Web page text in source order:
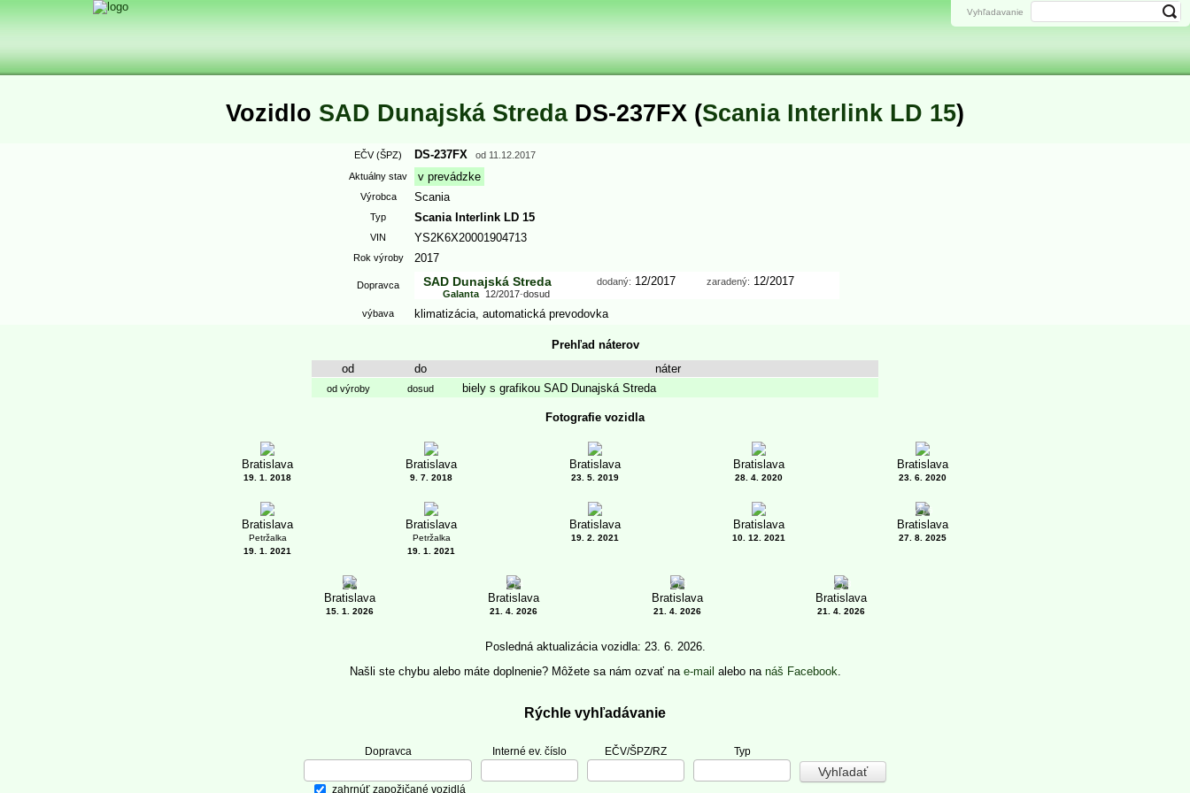
Vozidlo SAD Dunajská StredaDS-237FX (Scania Interlink LD 15)
EČV (ŠPZ) DS-237FX od 11.12.2017
Aktuálny stav
v prevádzke
Výrobca Scania
Typ Scania Interlink LD 15
VIN YS2K6X20001904713
Rok výroby 2017
Dopravca SAD Dunajská Streda dodaný: 12/2017 zaradený: 12/2017
Galanta 12/2017-dosud
výbava
klimatizácia automatická prevodovka
Prehľad náterov
od
do náter
od výroby dosud biely s grafikou SAD Dunajská Streda
Fotografie vozidla
Bratislava
19. 1. 2018
Bratislava
9. 7. 2018
Bratislava
23. 5. 2019
Bratislava
28. 4. 2020
Bratislava
23. 6. 2020
Bratislava
Petržalka
19. 1. 2021
Bratislava
Petržalka
19. 1. 2021
Bratislava
19. 2. 2021
Bratislava
10. 12. 2021
6
Bratislava
27. 8. 2025
6
Bratislava
15. 1. 2026
4
Bratislava
21. 4. 2026
3
Bratislava
21. 4. 2026
3
Bratislava
21. 4. 2026
Posledná aktualizácia vozidla: 23. 6. 2026.
Našli ste chybu alebo máte doplnenie? Môžete sa nám ozvať na e-mail alebo na náš Facebook.
Rýchle vyhľadávanie
Dopravca
zahrnúť zapožičané vozidlá
Interné ev. číslo EČV/ŠPZ/RZ Typ
Vyhľadavanie